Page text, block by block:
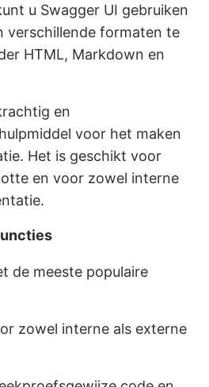
u Swagger UI gebruiken
verschillende formaten te
HTML, Markdown en
en
voor het maken
Het is geschikt voor
en voor zowel interne
de meeste populaire
zowel interne als externe